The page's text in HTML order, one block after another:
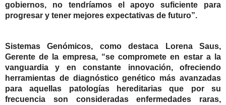
gobiernos, no tendríamos el apoyo suficiente para
progresar y tener mejores expectativas de futuro”.
Sistemas Genómicos, como destaca Lorena Saus,
Gerente de la empresa, “se compromete en estar a la
vanguardia y en constante innovación, ofreciendo
herramientas de diagnóstico genético más avanzadas
para aquellas patologías hereditarias que por su
frecuencia son consideradas enfermedades raras,